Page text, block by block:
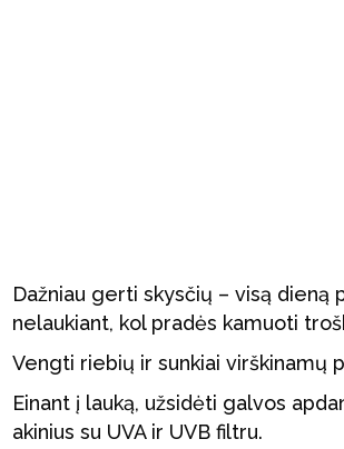
Dažniau gerti skysčių – visą dieną
nelaukiant, kol pradės kamuoti
Vengti riebių ir sunkiai virškinamų
Einant į lauką, užsidėti galvos
akinius su UVA ir UVB filtru.